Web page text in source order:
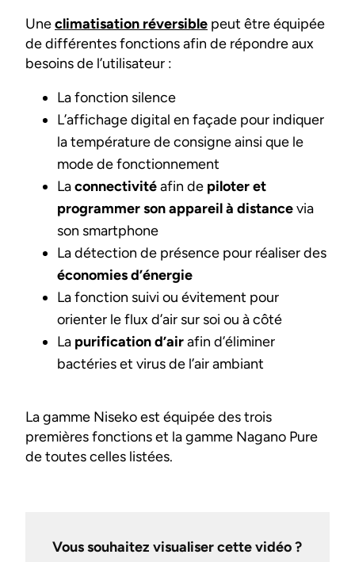
Uneclimatisation réversible peut être équipée
de différentes fonctions afin de répondre aux
besoins de l’utilisateur :
La fonction silence
L’affichage digital en façade pour indiquer
la température de consigne ainsi que le
mode de fonctionnement
Laconnectivitéafin de piloter et
programmer son appareil à distancevia
son smartphone
La détection de présence pour réaliser des
économies d’énergie
La fonction suivi ou évitement pour
orienter le flux d’air sur soi ou à côté
La purification d’airafin d’éliminer
bactéries et virus de l’air ambiant
La gamme Niseko est équipée des trois
premières fonctions et la gamme Nagano Pure
de toutes celles listées.
Vous souhaitez visualiser cette vidéo ?